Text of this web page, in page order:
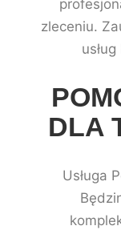
zleceniu.
DLA
Usługa